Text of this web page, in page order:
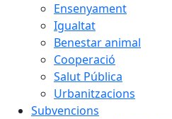
Ensenyament
Igualtat
Benestar animal
Cooperació
Salut Pública
Urbanitzacions
Subvencions